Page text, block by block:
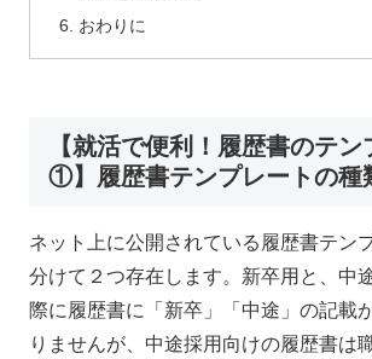
おわりに
【就活で便利！履歴書のテン
①】履歴書テンプレートの種
ネット上に公開されている履歴書テン
分けて２つ存在します。新卒用と、中
際に履歴書に「新卒」「中途」の記載
りませんが、中途採用向けの履歴書は